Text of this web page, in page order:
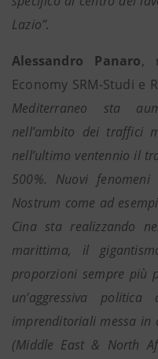
Lazio”.
Alessandro Panaro,
Economy SRM-Studi e
Mediterraneo sta
nell’ambito dei traffici
nell’ultimo ventennio il
500%. Nuovi
Nostrum come ad
Cina sta realizzando
marittima, il
proporzioni sempre più
un’aggressiva
imprenditoriali messa in
(Middle East & North